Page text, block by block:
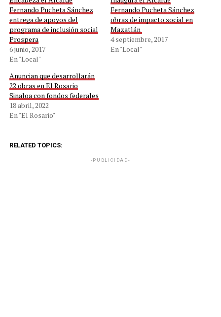
Fernando Pucheta Sánchez
entrega de apoyos del
programa de inclusión social
Prospera
6 junio, 2017
En "Local"
Fernando Pucheta Sánchez
obras de impacto social en
Mazatlán
4 septiembre, 2017
En "Local"
Anuncian que desarrollarán
22 obras en El Rosario
Sinaloa con fondos federales
18 abril, 2022
En "El Rosario"
RELATED TOPICS:
-PUBLICIDAD-